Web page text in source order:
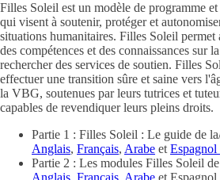
Filles Soleil est un modèle de programme
qui visent à soutenir, protéger et
situations humanitaires. Filles Soleil permet
des compétences et des connaissances sur
rechercher des services de soutien. Filles
effectuer une transition sûre et saine vers
la VBG, soutenues par leurs tutrices et
capables de revendiquer leurs pleins droits.
Partie 1 : Filles Soleil : Le guide de
Anglais, Français, Arabe et Espagnol
Partie 2 : Les modules Filles Soleil
Anglais Français Arabe et Espagnol